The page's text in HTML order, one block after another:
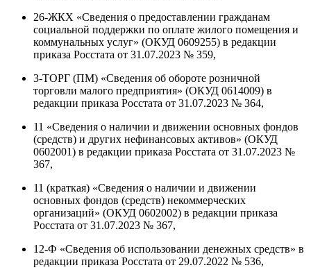
26-ЖКХ «Сведения о предоставлении гражданам
социальной поддержки по оплате жилого помещения и
коммунальных услуг» (ОКУД 0609255) в редакции
приказа Росстата от 31.07.2023 № 359,
3-ТОРГ (ПМ) «Сведения об обороте розничной
торговли малого предприятия» (ОКУД 0614009) в
редакции приказа Росстата от 31.07.2023 № 364,
11 «Сведения о наличии и движении основных фондов
(средств) и других нефинансовых активов» (ОКУД
0602001) в редакции приказа Росстата от 31.07.2023 №
367,
11 (краткая) «Сведения о наличии и движении
основных фондов (средств) некоммерческих
организаций» (ОКУД 0602002) в редакции приказа
Росстата от 31.07.2023 № 367,
12-Ф «Сведения об использовании денежных средств» в
редакции приказа Росстата от 29.07.2022 № 536,